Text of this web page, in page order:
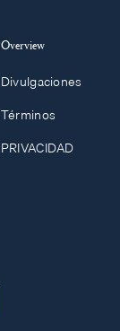
Overview
Divulgaciones
Términos
PRIVACIDAD